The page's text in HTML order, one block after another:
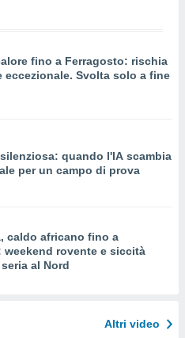
fino a Ferragosto: rischia
eccezionale. Svolta solo a fine
quando l'IA scambia
per un campo di prova
caldo africano fino a
weekend rovente e siccità
al Nord
Altri video